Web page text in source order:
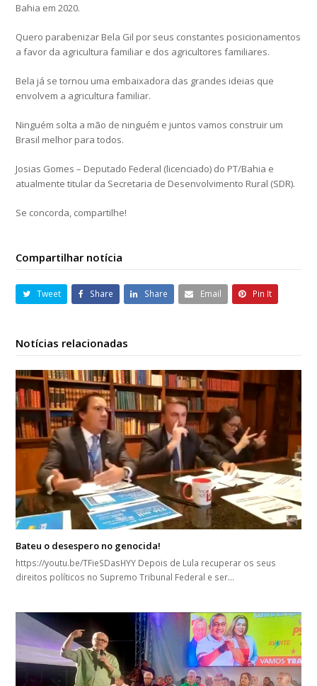
Bahia em 2020.
Quero parabenizar Bela Gil por seus constantes posicionamentos
a favor da agricultura familiar e dos agricultores familiares.
Bela já se tornou uma embaixadora das grandes ideias que
envolvem a agricultura familiar.
Ninguém solta a mão de ninguém e juntos vamos construir um
Brasil melhor para todos.
Josias Gomes – Deputado Federal (licenciado) do PT/Bahia e
atualmente titular da Secretaria de Desenvolvimento Rural (SDR).
Se concorda, compartilhe!
Compartilhar notícia
Tweet Share Share Email Pin It
Notícias relacionadas
Bateu o desespero no genocida!
https://youtu.be/TFieSDasHYY Depois de Lula recuperar os seus
direitos políticos no Supremo Tribunal Federal e ser…